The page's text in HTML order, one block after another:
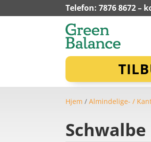
Telefon: 7876 8672 –
Hjem /Almindelige- /